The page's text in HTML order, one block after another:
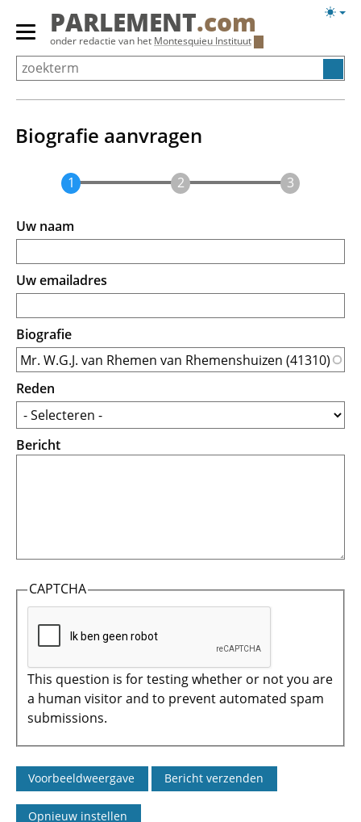
Overslaan
Primair
menu
tonen/verbergen
PARLEMENT.com
onder redactie van het Montesquieu Instituut
Biografie aanvragen
Uw naam
Uw emailadres
Biografie
Reden
Bericht
CAPTCHA
This question is for testing whether or not you are
a human visitor and to prevent automated spam
submissions.